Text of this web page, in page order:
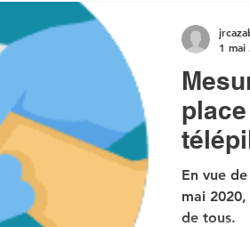
En vue
mai
de tous.
1 mai